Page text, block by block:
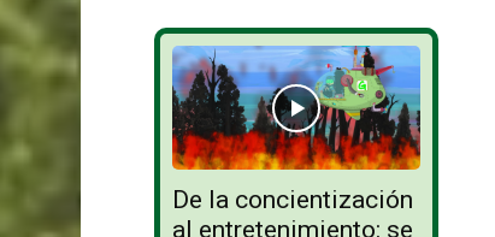
De la concientización
al entretenimiento: se